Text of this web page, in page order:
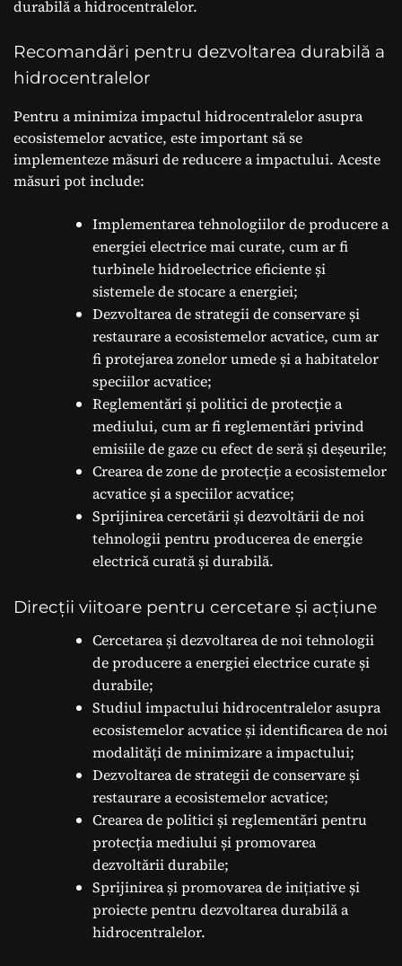
durabilă a hidrocentralelor.
Recomandări pentru dezvoltarea durabilă a
hidrocentralelor
Pentru a minimiza impactul hidrocentralelor asupra
ecosistemelor acvatice, este important să se
implementeze măsuri de reducere a impactului. Aceste
măsuri pot include:
Implementarea tehnologiilor de producere a
energiei electrice mai curate, cum ar fi
turbinele hidroelectrice eficiente și
sistemele de stocare a energiei;
Dezvoltarea de strategii de conservare și
restaurare a ecosistemelor acvatice, cum ar
fi protejarea zonelor umede și a habitatelor
speciilor acvatice;
Reglementări și politici de protecție a
mediului, cum ar fi reglementări privind
emisiile de gaze cu efect de seră și deșeurile;
Crearea de zone de protecție a ecosistemelor
acvatice și a speciilor acvatice;
Sprijinirea cercetării și dezvoltării de noi
tehnologii pentru producerea de energie
electrică curată și durabilă.
Direcții viitoare pentru cercetare și acțiune
Cercetarea și dezvoltarea de noi tehnologii
de producere a energiei electrice curate și
durabile;
Studiul impactului hidrocentralelor asupra
ecosistemelor acvatice și identificarea de noi
modalități de minimizare a impactului;
Dezvoltarea de strategii de conservare și
restaurare a ecosistemelor acvatice;
Crearea de politici și reglementări pentru
protecția mediului și promovarea
dezvoltării durabile;
Sprijinirea și promovarea de inițiative și
proiecte pentru dezvoltarea durabilă a
hidrocentralelor.